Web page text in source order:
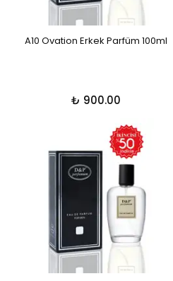
A10 Ovation Erkek Parfüm 100ml
₺ 900.00